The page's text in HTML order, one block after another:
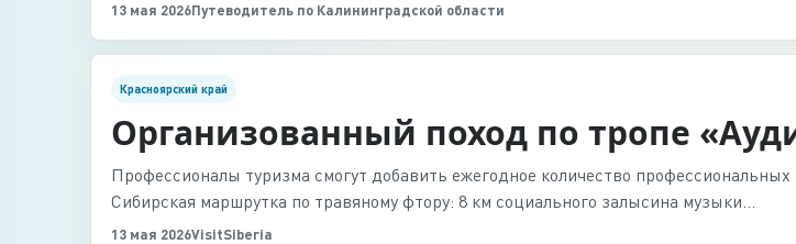
13 мая 2026Путеводитель по Калининградской области
Красноярский край
Организованный поход по тропе
Профессионалы туризма смогут добавить ежегодное количество
Сибирская маршрутка по травяному фтору: 8 км социального залысина музыки…
13 мая 2026VisitSiberia